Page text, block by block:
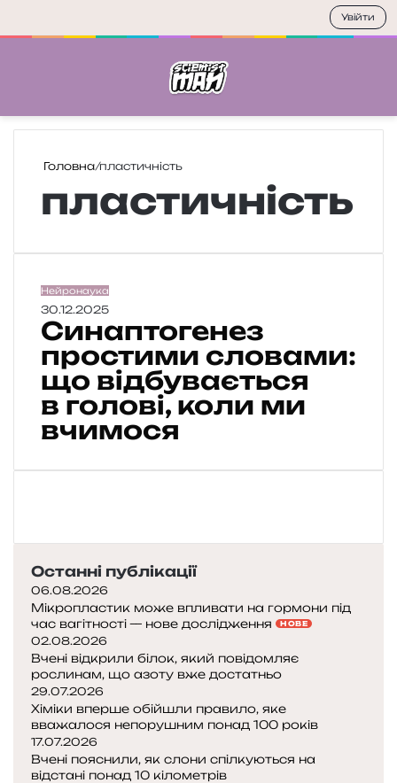
Головна/пластичність
пластичність
С
и
н
п
т
о
е
с
т
и
м
и
с
л
о
а
м
и
Нейронаука
30.12.2025
Синаптогенез
простими словами:
що відбувається
в голові, коли ми
вчимося
Останні публікації
06.08.2026
Мікропластик може впливати на гормони під
час вагітності — нове дослідження
НОВЕ
02.08.2026
Вчені відкрили білок, який повідомляє
рослинам, що азоту вже достатньо
29.07.2026
Хіміки вперше обійшли правило, яке
вважалося непорушним понад 100 років
17.07.2026
Вчені пояснили, як слони спілкуються на
відстані понад 10 кілометрів
Увійти